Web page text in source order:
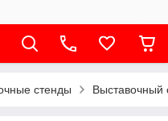
стенды Выставочный